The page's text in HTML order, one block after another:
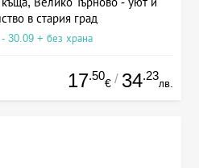
в стария град
30.09 + без храна
17.50
€ / 34.23
лв.